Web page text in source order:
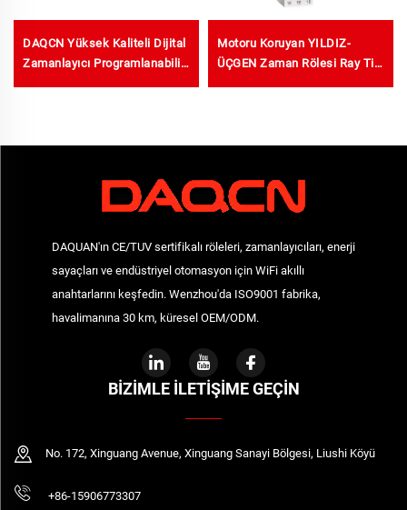
DAQCN Yüksek Kaliteli Dijital
Zamanlayıcı Programlanabilir
Motoru Koruyan YILDIZ-
ÜÇGEN Zaman Rölesi Ray Tipi
DAQUAN'ın CE/TUV sertifikalı röleleri, zamanlayıcıları, enerji
sayaçları ve endüstriyel otomasyon için WiFi akıllı
anahtarlarını keşfedin. Wenzhou'da ISO9001 fabrika,
havalimanına 30 km, küresel OEM/ODM.
BIZIMLE İLETIŞIME GEÇIN
No. 172, Xinguang Avenue, Xinguang Sanayi Bölgesi, Liushi Köyü
+86-15906773307